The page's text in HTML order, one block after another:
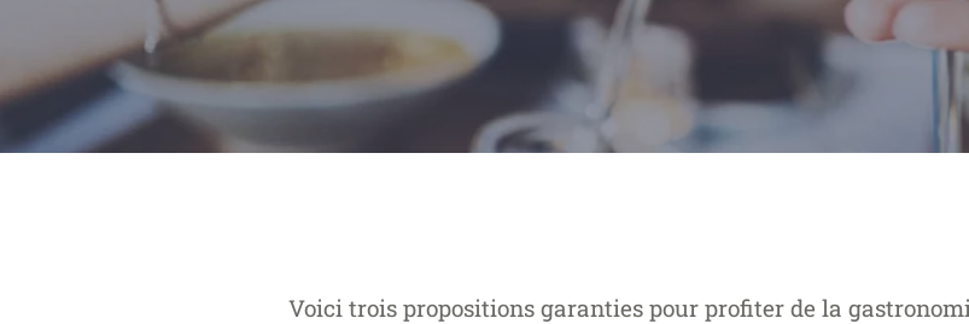
Voici trois propositions garanties pour profiter de la